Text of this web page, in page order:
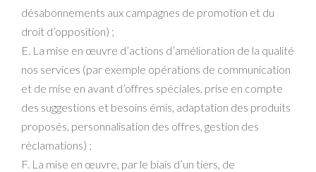
désabonnements aux campagnes de promotion et du
droit d’opposition) ;
E. La mise en œuvre d’actions d’amélioration de la qualité
nos services (par exemple opérations de communication
et de mise en avant d’offres spéciales, prise en compte
des suggestions et besoins émis, adaptation des produits
proposés, personnalisation des offres, gestion des
réclamations) ;
F. La mise en œuvre, par le biais d’un tiers, de